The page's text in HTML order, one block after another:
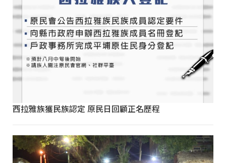
西拉雅族獲民族認定 原民日回顧正名歷程